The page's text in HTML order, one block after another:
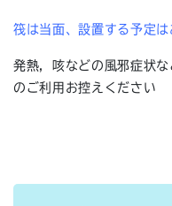
筏は当面、設置する予定は
発熱，咳などの風邪症状
のご利用お控えください